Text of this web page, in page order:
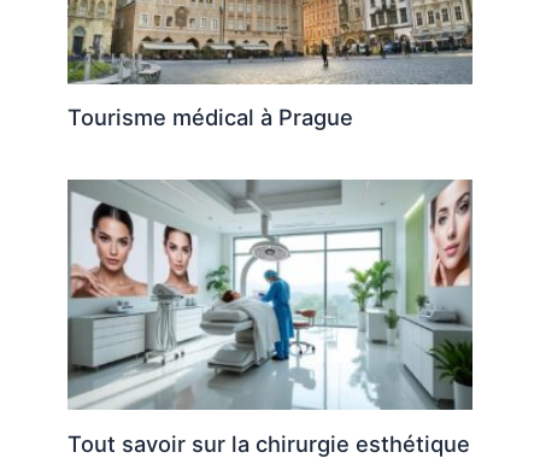
Tourisme médical à Prague
Tout savoir sur la chirurgie esthétique